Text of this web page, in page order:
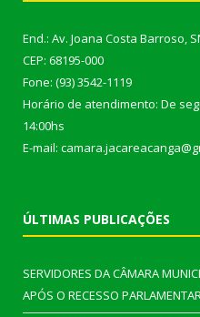
End.: Av. Joana Costa Barroso,
CEP: 68195-000
Fone: (93) 3542-1119
Horário de atendimento: De
14:00hs
E-mail:
ÚLTIMAS PUBLICAÇÕES
SERVIDORES DA CÂMARA
APÓS O RECESSO